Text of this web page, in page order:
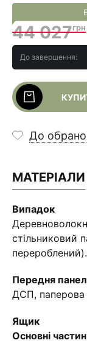
44 027грн
До завершення:
До
МАТЕРІАЛИ
Випадок
стільниковий
перероблений).
Передня
ДСП, паперова
Ящик
Основні